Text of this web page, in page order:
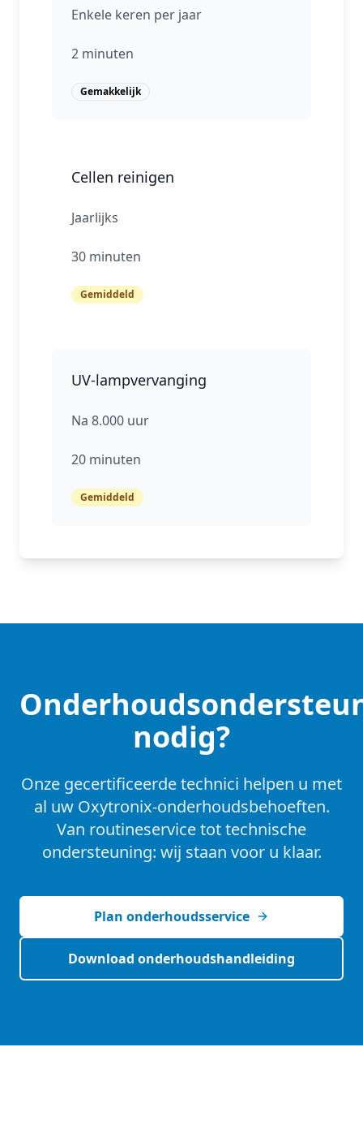
Enkele keren per jaar
2 minuten
Gemakkelijk
Cellen reinigen
Jaarlijks
30 minuten
Gemiddeld
UV‑lampvervanging
Na 8.000 uur
20 minuten
Gemiddeld
nodig?
Onze gecertificeerde technici helpen u met
al uw Oxytronix‑onderhoudsbehoeften.
Van routineservice tot technische
ondersteuning: wij staan voor u klaar.
Plan onderhoudsservice
Download onderhoudshandleiding